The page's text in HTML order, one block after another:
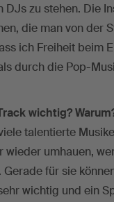
DJs zu stehen. Die
die man von der
ich Freiheit beim
durch die Pop-
wichtig?
talentierte
umhauen,
für sie
wichtig und ein